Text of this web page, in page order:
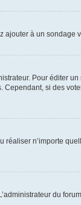
à un
Pour éditer
si des
n’importe
du